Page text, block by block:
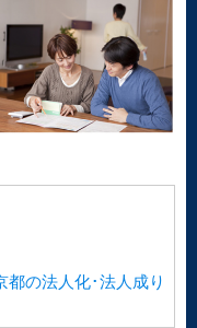
都の法人化･法人成り